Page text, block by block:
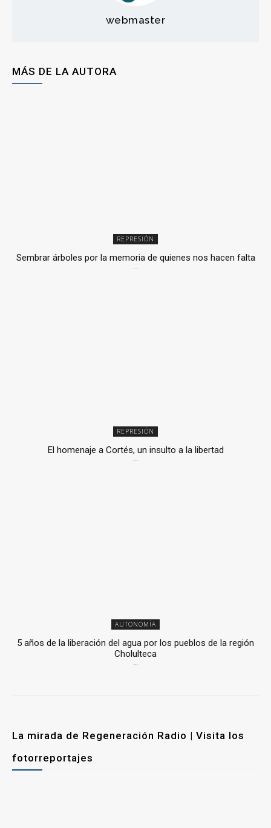
webmaster
MÁS DE LA AUTORA
REPRESIÓN
Sembrar árboles por la memoria de quienes nos hacen falta
REPRESIÓN
El homenaje a Cortés, un insulto a la libertad
AUTONOMÍA
5 años de la liberación del agua por los pueblos de la región
Cholulteca
La mirada de Regeneración Radio | Visita los
fotorreportajes